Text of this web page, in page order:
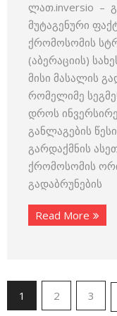
ლათ.inversio –
მუტაგენური
ქრომოსომის
(აბერაციის)
მისი მასალის
რომელიმე
დროს
განლაგების
გარდაქ­მნის
ქრომოსომის
გადაბრუნების
Read More
1 2 3